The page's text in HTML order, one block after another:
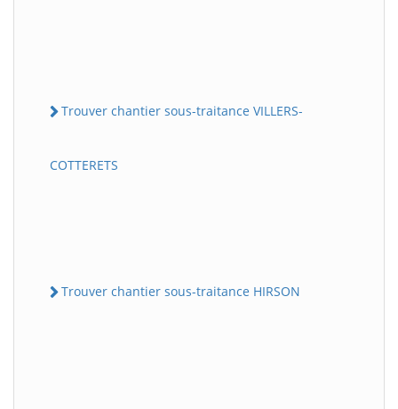
Trouver chantier sous-traitance VILLERS-
COTTERETS
Trouver chantier sous-traitance HIRSON